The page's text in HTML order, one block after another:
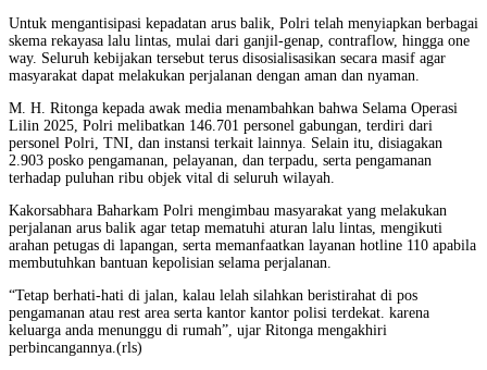
Untuk mengantisipasi kepadatan arus balik, Polri telah menyiapkan berbagai
skema rekayasa lalu lintas, mulai dari ganjil-genap, contraflow, hingga one
way. Seluruh kebijakan tersebut terus disosialisasikan secara masif agar
masyarakat dapat melakukan perjalanan dengan aman dan nyaman.
M. H. Ritonga kepada awak media menambahkan bahwa Selama Operasi
Lilin 2025, Polri melibatkan 146.701 personel gabungan, terdiri dari
personel Polri, TNI, dan instansi terkait lainnya. Selain itu, disiagakan
2.903 posko pengamanan, pelayanan, dan terpadu, serta pengamanan
terhadap puluhan ribu objek vital di seluruh wilayah.
Kakorsabhara Baharkam Polri mengimbau masyarakat yang melakukan
perjalanan arus balik agar tetap mematuhi aturan lalu lintas, mengikuti
arahan petugas di lapangan, serta memanfaatkan layanan hotline 110 apabila
membutuhkan bantuan kepolisian selama perjalanan.
“Tetap berhati-hati di jalan, kalau lelah silahkan beristirahat di pos
pengamanan atau rest area serta kantor kantor polisi terdekat. karena
keluarga anda menunggu di rumah”, ujar Ritonga mengakhiri
perbincangannya.(rls)